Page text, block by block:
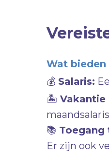
Wat
💰 Salaris:
🏝 Vakantie
📚 Toegang
Er zijn ook